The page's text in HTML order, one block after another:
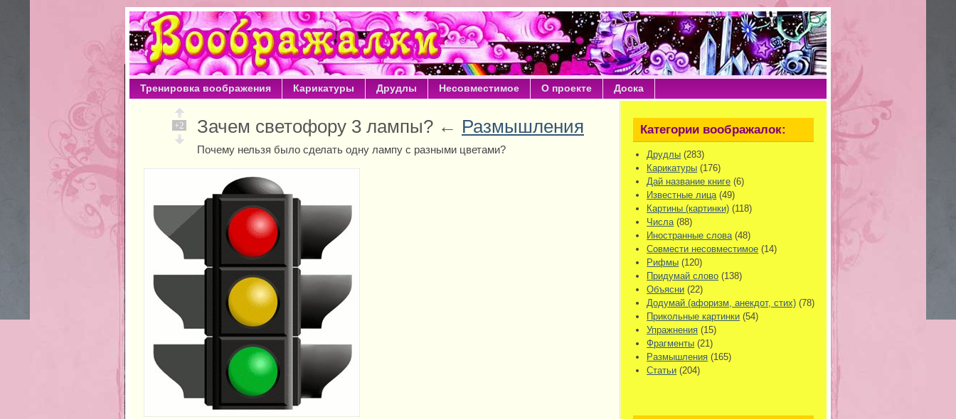
Тренировка воображения Карикатуры Друдлы Несовместимое О проекте Доска
+2 Зачем светофору 3 лампы? ← Размышления
Почему нельзя было сделать одну лампу с разными цветами?
Категории воображалок:
Друдлы (283)
Карикатуры (176)
Дай название книге (6)
Известные лица(49)
Картины (картинки) (118)
Числа(88)
Иностранные слова(48)
Совмести несовместимое (14)
Рифмы (120)
Придумай слово (138)
Объясни (22)
Додумай (афоризм, анекдот, стих) (78)
Прикольные картинки (54)
Упражнения (15)
Фрагменты (21)
Размышления (165)
Статьи (204)